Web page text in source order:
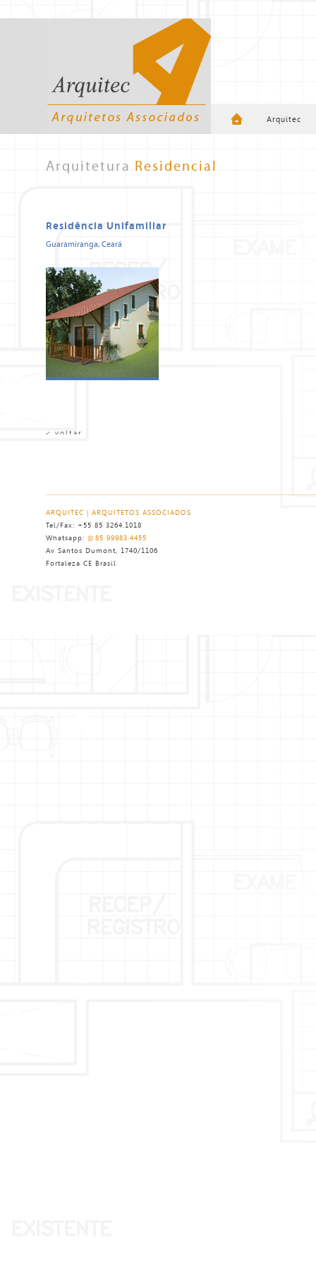
Arquitec
Arquitetura Residencial
Residência Unifamiliar
Guaramiranga, Ceará
< voltar
ARQUITEC | ARQUITETOS ASSOCIADOS
Tel/Fax: +55 85 3264.1018
Whatsapp:
85 99983.4455
Av Santos Dumont, 1740/1106
Fortaleza CE Brasil